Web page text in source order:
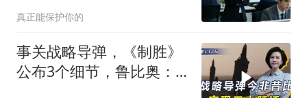
真正能保护你的
事关战略导弹，《制胜》
公布3个细节，鲁比奥：